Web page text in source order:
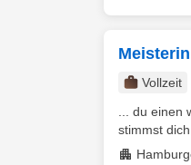
Vollzeit
... du
stimmst